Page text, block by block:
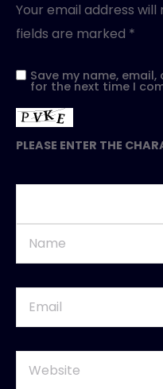
Your email address
fields are marked *
Save my name,
for the next time I
PLEASE ENTER THE